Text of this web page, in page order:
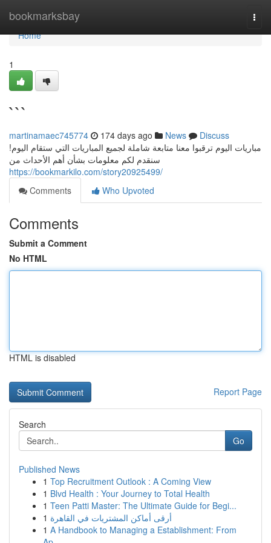
bookmarksbay
Home
Home
1
```
martinamaec745774 174 days ago News
Discuss
مباريات اليوم ترقبوا معنا متابعة شاملة لجميع المباريات التي ستقام اليوم!
سنقدم لكم معلومات بشأن أهم الأحداث من
https://bookmarkilo.com/story20925499/
Comments
Who Upvoted
Comments
Submit a Comment
No HTML
HTML is disabled
Report Page
Search
Go
Published News
1 Top Recruitment Outlook : A Coming View
1 Blvd Health : Your Journey to Total Health
1 Teen Patti Master: The Ultimate Guide for Begi...
1 أرقى أماكن المشتريات في القاهرة
1 A Handbook to Managing a Establishment: From